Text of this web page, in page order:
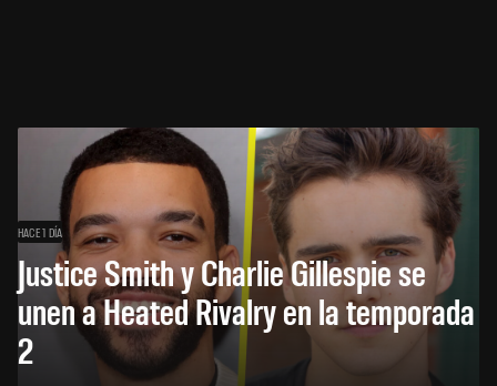
HACE 1 DÍA
Justice Smith y Charlie Gillespie se
unen a Heated Rivalry en la temporada
2